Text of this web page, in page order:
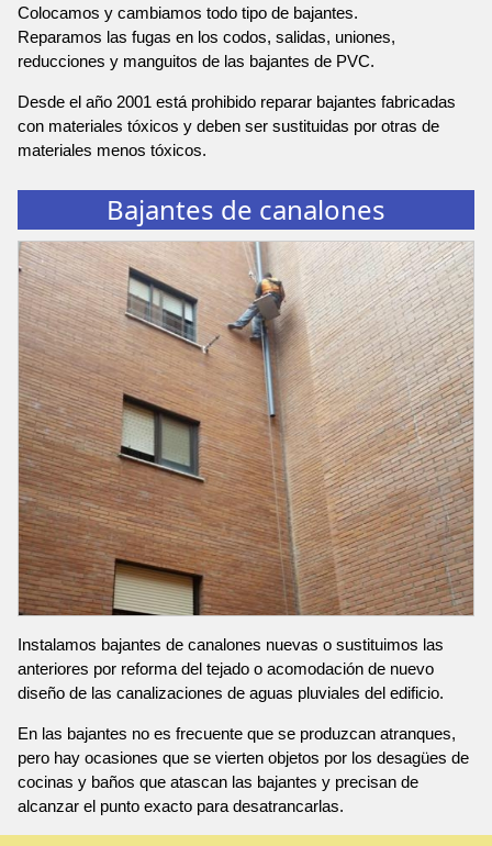
Colocamos y cambiamos todo tipo de bajantes.
Reparamos las fugas en los codos, salidas, uniones,
reducciones y manguitos de las bajantes de PVC.
Desde el año 2001 está prohibido reparar bajantes fabricadas
con materiales tóxicos y deben ser sustituidas por otras de
materiales menos tóxicos.
Bajantes de canalones
Instalamos bajantes de canalones nuevas o sustituimos las
anteriores por reforma del tejado o acomodación de nuevo
diseño de las canalizaciones de aguas pluviales del edificio.
En las bajantes no es frecuente que se produzcan atranques,
pero hay ocasiones que se vierten objetos por los desagües de
cocinas y baños que atascan las bajantes y precisan de
alcanzar el punto exacto para desatrancarlas.